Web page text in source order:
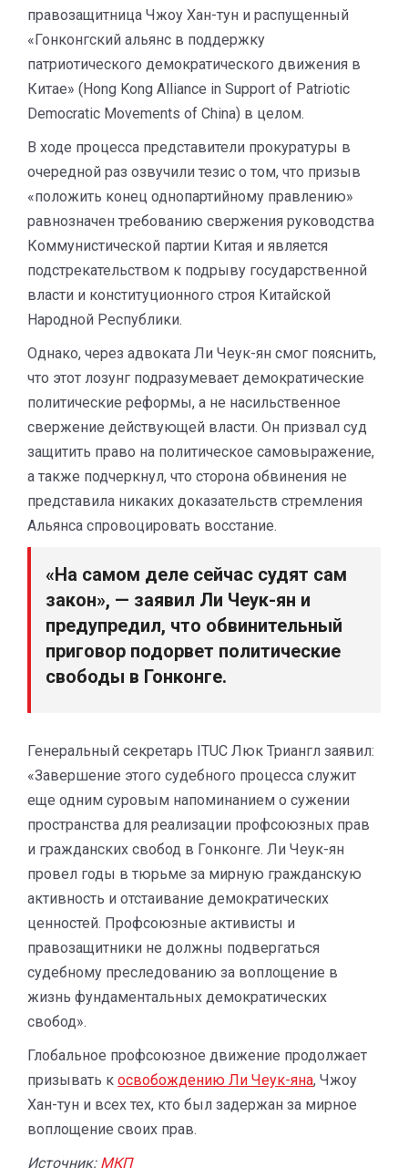
правозащитница Чжоу Хан-тун и распущенный
«Гонконгский альянс в поддержку
патриотического демократического движения в
Китае» (Hong Kong Alliance in Support of Patriotic
Democratic Movements of China) в целом.
В ходе процесса представители прокуратуры в
очередной раз озвучили тезис о том, что призыв
«положить конец однопартийному правлению»
равнозначен требованию свержения руководства
Коммунистической партии Китая и является
подстрекательством к подрыву государственной
власти и конституционного строя Китайской
Народной Республики.
Однако, через адвоката Ли Чеук-ян смог пояснить,
что этот лозунг подразумевает демократические
политические реформы, а не насильственное
свержение действующей власти. Он призвал суд
защитить право на политическое самовыражение,
а также подчеркнул, что сторона обвинения не
представила никаких доказательств стремления
Альянса спровоцировать восстание.
«На самом деле сейчас судят сам
закон», — заявил Ли Чеук-ян и
предупредил, что обвинительный
приговор подорвет политические
свободы в Гонконге.
Генеральный секретарь ITUC Люк Триангл заявил:
«Завершение этого судебного процесса служит
еще одним суровым напоминанием о сужении
пространства для реализации профсоюзных прав
и гражданских свобод в Гонконге. Ли Чеук-ян
провел годы в тюрьме за мирную гражданскую
активность и отстаивание демократических
ценностей. Профсоюзные активисты и
правозащитники не должны подвергаться
судебному преследованию за воплощение в
жизнь фундаментальных демократических
свобод».
Глобальное профсоюзное движение продолжает
призывать к освобождению Ли Чеук-яна, Чжоу
Хан-тун и всех тех, кто был задержан за мирное
воплощение своих прав.
Источник: МКП